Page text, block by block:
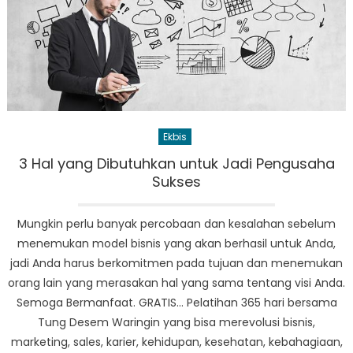
Ekbis
3 Hal yang Dibutuhkan untuk Jadi Pengusaha
Sukses
Mungkin perlu banyak percobaan dan kesalahan sebelum
menemukan model bisnis yang akan berhasil untuk Anda,
jadi Anda harus berkomitmen pada tujuan dan menemukan
orang lain yang merasakan hal yang sama tentang visi Anda.
Semoga Bermanfaat. GRATIS… Pelatihan 365 hari bersama
Tung Desem Waringin yang bisa merevolusi bisnis,
marketing, sales, karier, kehidupan, kesehatan, kebahagiaan,